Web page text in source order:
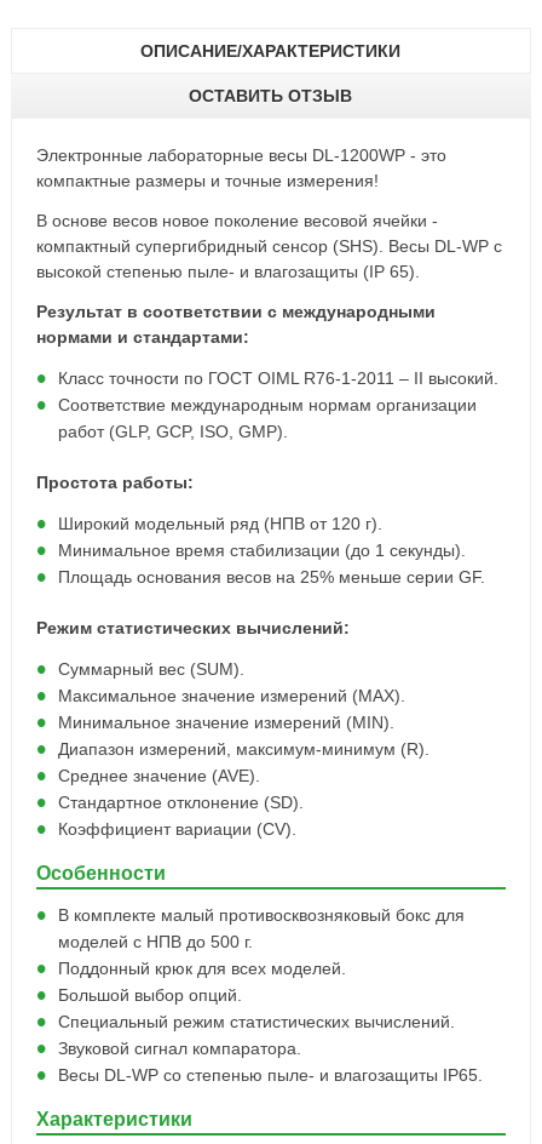
ОПИСАНИЕ/ХАРАКТЕРИСТИКИ
ОСТАВИТЬ ОТЗЫВ
Электронные лабораторные весы DL-1200WP - это
компактные размеры и точные измерения!
В основе весов новое поколение весовой ячейки -
компактный супергибридный сенсор (SHS). Весы DL-WP с
высокой степенью пыле- и влагозащиты (IP 65).
Результат в соответствии с международными
нормами и стандартами:
Класс точности по ГОСТ OIML R76-1-2011 – II высокий.
Соответствие международным нормам организации
работ (GLP, GCP, ISO, GMP).
Простота работы:
Широкий модельный ряд (НПВ от 120 г).
Минимальное время стабилизации (до 1 секунды).
Площадь основания весов на 25% меньше серии GF.
Режим статистических вычислений:
Суммарный вес (SUM).
Максимальное значение измерений (MAX).
Минимальное значение измерений (MIN).
Диапазон измерений, максимум-минимум (R).
Среднее значение (AVE).
Стандартное отклонение (SD).
Коэффициент вариации (CV).
Особенности
В комплекте малый противосквозняковый бокс для
моделей с НПВ до 500 г.
Поддонный крюк для всех моделей.
Большой выбор опций.
Специальный режим статистических вычислений.
Звуковой сигнал компаратора.
Весы DL-WP со степенью пыле- и влагозащиты IP65.
Характеристики